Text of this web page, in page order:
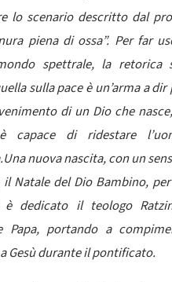
lo scenario descritto dal
piena di ossa”. Per far
spettrale, la retorica
sulla pace è un’arma a
di un Dio che
capace di ridestare
nuova nascita, con un
Natale del Dio Bambino,
dedicato il teologo
Papa, portando a
Gesù durante il pontificato.